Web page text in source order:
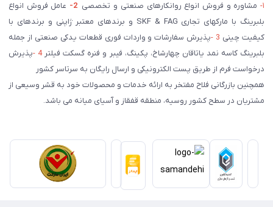
۱- مشاوره و فروش انواع روانکارهای صنعتی و تخصصی 2-
عامل فروش انواع
بلبرینگ با مارکهای تجاری SKF & FAG و برندهای معتبر ژاپنی و برندهای با
کیفیت چینی 3 - پذیرش سفارشات و واردات فوری قطعات یدکی صنعتی از جمله
بلبرینگ کاسه نمد یاتاقان چهارشاخ، پکینگ، فیبر و فنره گسکت فیلتر4 - پذیرش
درخواست فرم از طریق پست الکترونیکی و ارسال رایگان به سرتاسر کشور
همچنین بازرگانی فلاح مفتخر به ارائه خدمات و محصولات خود به قشر وسیعی از
مشتریان در سطح کشور روسیه، منطقه قفقاز و آسیای میانه می باشد.